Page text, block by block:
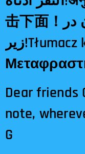
击下面！مترجم کلیک کردن در
زیر!Tłumacz klikając poniżej!
Dear friends
note,
G